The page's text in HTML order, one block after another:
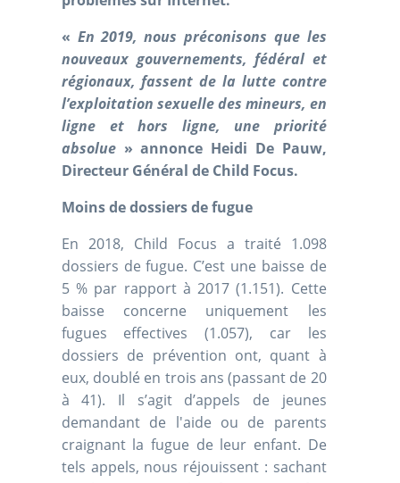
« En 2019, nous préconisons que les
nouveaux gouvernements, fédéral et
régionaux, fassent de la lutte contre
l’exploitation sexuelle des mineurs, en
ligne et hors ligne, une priorité
absolue» annonce Heidi De Pauw,
Directeur Général de Child Focus.
Moins de dossiers de fugue
En 2018, Child Focus a traité 1.098
dossiers de fugue. C’est une baisse de
5 % par rapport à 2017 (1.151). Cette
baisse concerne uniquement les
fugues effectives (1.057), car les
dossiers de prévention ont, quant à
eux, doublé en trois ans (passant de 20
à 41). Il s’agit d’appels de jeunes
demandant de l'aide ou de parents
craignant la fugue de leur enfant. De
tels appels, nous réjouissent : sachant